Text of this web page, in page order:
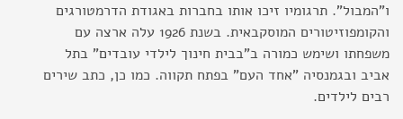
ו"המבול". תרגומיו זיכו אותו בחברות באגודת הדרמטורגים
והקומפוזיטורים המוסקבאית. בשנת 1926 עלה ארצה עם
משפחתו ושימש כמורה ב"בבית חינוך לילדי עובדים" בתל
אביב ובגמנסיה "אחד העם" בפתח תקווה. כמו כן, כתב שירים
רבים לילדים.